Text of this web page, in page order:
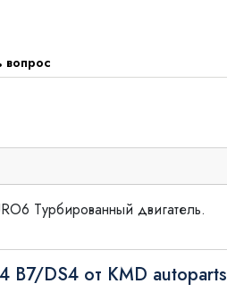
вопрос
Турбированный двигатель.
DS4 от KMD autoparts